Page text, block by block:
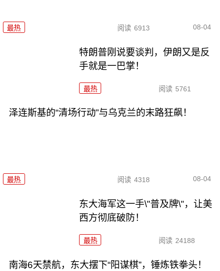
最热 阅读 6913 08-04
特朗普刚说要谈判，伊朗又是反
手就是一巴掌！
最热 阅读 5761
泽连斯基的“清场行动”与乌克兰的末路狂飙！
最热 阅读 4318 08-04
东大海军这一手\"普及牌\"，让美
西方彻底破防！
最热 阅读 24188
南海6天禁航，东大摆下“阳谋棋”，锤炼铁拳头！